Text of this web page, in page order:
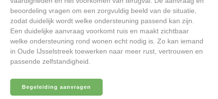
beoordeling vragen om een zorgvuldig beeld van de situatie,
zodat duidelijk wordt welke ondersteuning passend kan zijn.
Een duidelijke aanvraag voorkomt ruis en maakt zichtbaar
welke ondersteuning rond wonen echt nodig is. Zo kan iemand
in Oude IJsselstreek toewerken naar meer rust, vertrouwen en
passende zelfstandigheid.
Begeleiding aanvragen